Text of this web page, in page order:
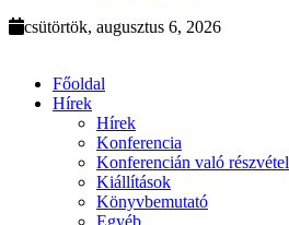
csütörtök, augusztus 6, 2026
Főoldal
Hírek
Hírek
Konferencia
Konferencián való részvétel
Kiállítások
Könyvbemutató
Egyéb